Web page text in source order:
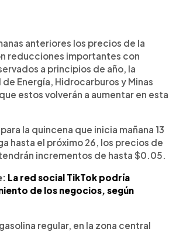
artículoanteriores los precios de la
reducciones importantes con
a principios de año, la
Energía, Hidrocarburos y Minas
estos volverán a aumentar en esta
la quincena que inicia mañana 13
hasta el próximo 26, los precios de
incrementos de hasta $0.05.
La red social TikTok podría
de los negocios, según
regular, en la zona central